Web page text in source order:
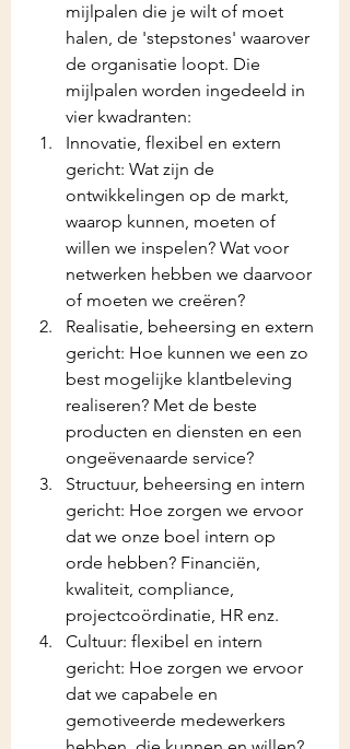
mijlpalen die je wilt of moet
halen, de 'stepstones' waarover
de organisatie loopt. Die
mijlpalen worden ingedeeld in
vier kwadranten:
Innovatie, flexibel en extern
gericht: Wat zijn de
ontwikkelingen op de markt,
waarop kunnen, moeten of
willen we inspelen? Wat voor
netwerken hebben we daarvoor
of moeten we creëren?
Realisatie, beheersing en extern
gericht: Hoe kunnen we een zo
best mogelijke klantbeleving
realiseren? Met de beste
producten en diensten en een
ongeëvenaarde service?
Structuur, beheersing en intern
gericht: Hoe zorgen we ervoor
dat we onze boel intern op
orde hebben? Financiën,
kwaliteit, compliance,
projectcoördinatie, HR enz.
Cultuur: flexibel en intern
gericht: Hoe zorgen we ervoor
dat we capabele en
gemotiveerde medewerkers